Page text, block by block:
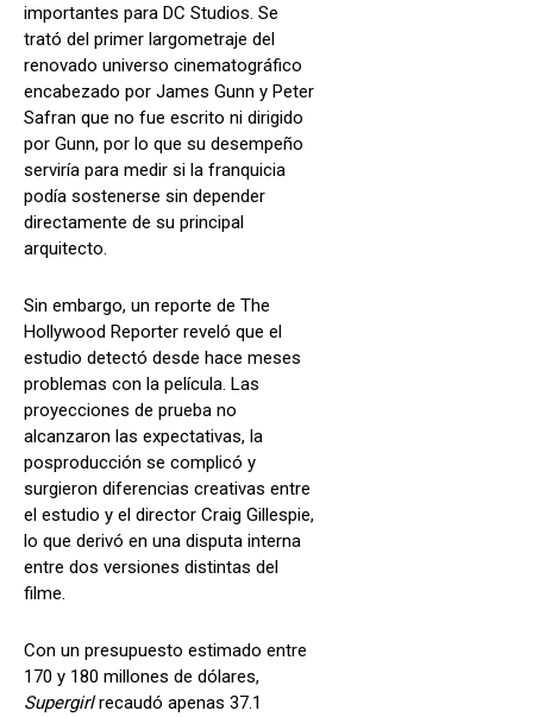
importantes para DC Studios. Se
trató del primer largometraje del
renovado universo cinematográfico
encabezado por James Gunn y Peter
Safran que no fue escrito ni dirigido
por Gunn, por lo que su desempeño
serviría para medir si la franquicia
podía sostenerse sin depender
directamente de su principal
arquitecto.
Sin embargo, un reporte de The
Hollywood Reporter reveló que el
estudio detectó desde hace meses
problemas con la película. Las
proyecciones de prueba no
alcanzaron las expectativas, la
posproducción se complicó y
surgieron diferencias creativas entre
el estudio y el director Craig Gillespie,
lo que derivó en una disputa interna
entre dos versiones distintas del
filme.
Con un presupuesto estimado entre
170 y 180 millones de dólares,
Supergirlrecaudó apenas 37.1